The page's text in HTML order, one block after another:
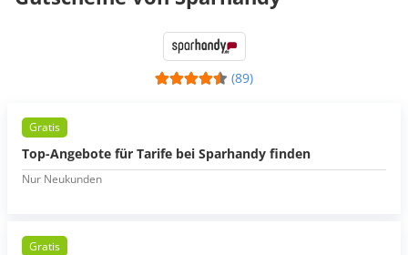
(89)
Gratis
Top-Angebote für Tarife bei Sparhandy finden
Nur Neukunden
Gratis